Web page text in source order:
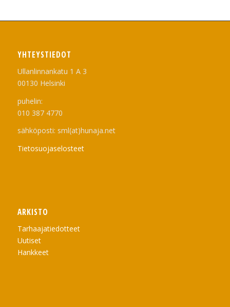
YHTEYSTIEDOT
Ullanlinnankatu 1 A 3
00130 Helsinki
puhelin:
010 387 4770
sähköposti: sml(at)hunaja.net
Tietosuojaselosteet
ARKISTO
Tarhaajatiedotteet
Uutiset
Hankkeet